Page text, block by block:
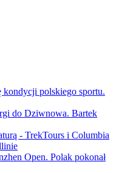
kondycji polskiego sportu.
do Dziwnowa. Bartek
- TrekTours i Columbia
Open. Polak pokonał